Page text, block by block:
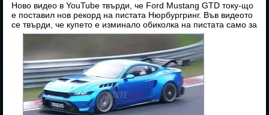
Ново видео в YouTube твърди, че Ford Mustang GTD току-що
е поставил нов рекорд на пистата Нюрбургринг. Във видеото
се твърди, че купето е изминало обиколка на пистата само за